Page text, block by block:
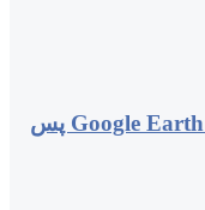
غیر فعال شد: قابلیت جنجالی Google Earth پس